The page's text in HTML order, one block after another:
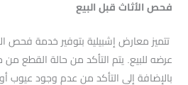
فحص الأثاث قبل البيع
تتميز معارض إشبيلية بتوفير خدمة فحص
عرضه للبيع. يتم التأكد من حالة القطع من
بالإضافة إلى التأكد من عدم وجود عيوب